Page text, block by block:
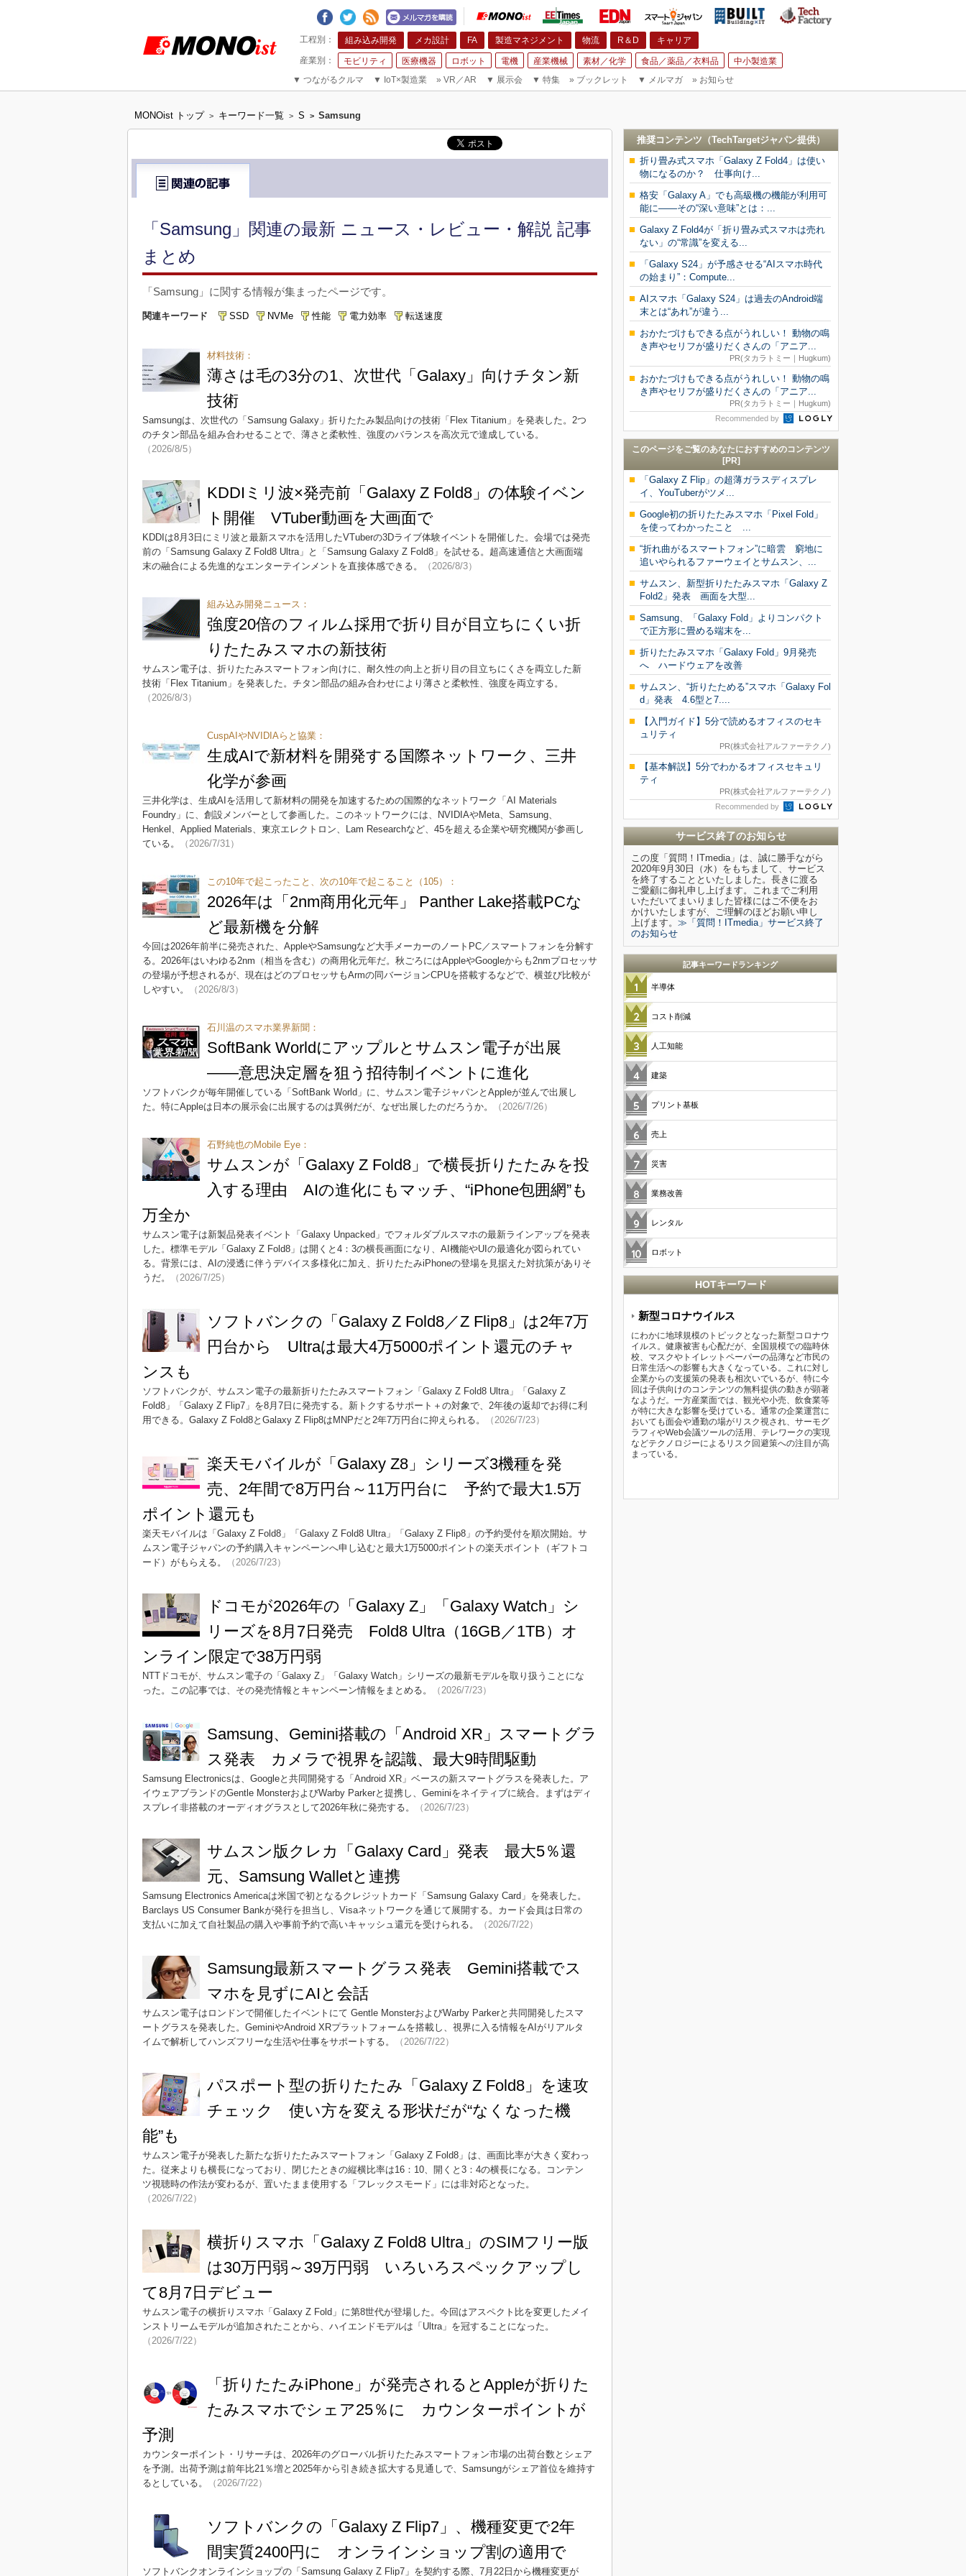
組み込み開発 メカ設計 FA 製造マネジメント 物流 R＆D キャリア
モビリティ 医療機器 ロボット 電機 産業機械 素材／化学 食品／薬品／衣料品
中小製造業
▼ つながるクルマ ▼ IoT×製造業 » VR／AR ▼ 展示会 ▼ 特集 » ブックレット ▼ メルマガ » お知らせ
MONOist トップ > キーワード一覧 > S > Samsung
「Samsung」関連の最新 ニュース・レビュー・解説 記事
まとめ
「Samsung」に関する情報が集まったページです。
関連キーワード SSD NVMe 性能 電力効率 転送速度
材料技術：
薄さは毛の3分の1、次世代「Galaxy」向けチタン新
技術
Samsungは、次世代の「Samsung Galaxy」折りたたみ製品向けの技術「Flex Titanium」を発表した。2つ
のチタン部品を組み合わせることで、薄さと柔軟性、強度のバランスを高次元で達成している。
（2026/8/5）
KDDIミリ波×発売前「Galaxy Z Fold8」の体験イベン
ト開催 VTuber動画を大画面で
KDDIは8月3日にミリ波と最新スマホを活用したVTuberの3Dライブ体験イベントを開催した。会場では発売
前の「Samsung Galaxy Z Fold8 Ultra」と「Samsung Galaxy Z Fold8」を試せる。超高速通信と大画面端
末の融合による先進的なエンターテインメントを直接体感できる。
（2026/8/3）
組み込み開発ニュース：
強度20倍のフィルム採用で折り目が目立ちにくい折
りたたみスマホの新技術
サムスン電子は、折りたたみスマートフォン向けに、耐久性の向上と折り目の目立ちにくさを両立した新
技術「Flex Titanium」を発表した。チタン部品の組み合わせにより薄さと柔軟性、強度を両立する。
（2026/8/3）
CuspAIやNVIDIAらと協業：
生成AIで新材料を開発する国際ネットワーク、三井
化学が参画
三井化学は、生成AIを活用して新材料の開発を加速するための国際的なネットワーク「AI Materials
Foundry」に、創設メンバーとして参画した。このネットワークには、NVIDIAやMeta、Samsung、
Henkel、Applied Materials、東京エレクトロン、Lam Researchなど、45を超える企業や研究機関が参画し
ている。
（2026/7/31）
この10年で起こったこと、次の10年で起こること（105）：
2026年は「2nm商用化元年」 Panther Lake搭載PCな
ど最新機を分解
今回は2026年前半に発売された、AppleやSamsungなど大手メーカーのノートPC／スマートフォンを分解す
る。2026年はいわゆる2nm（相当を含む）の商用化元年だ。秋ごろにはAppleやGoogleからも2nmプロセッサ
の登場が予想されるが、現在はどのプロセッサもArmの同バージョンCPUを搭載するなどで、横並び比較が
しやすい。
（2026/8/3）
石川温のスマホ業界新聞：
SoftBank Worldにアップルとサムスン電子が出展
――意思決定層を狙う招待制イベントに進化
ソフトバンクが毎年開催している「SoftBank World」に、サムスン電子ジャパンとAppleが並んで出展し
た。特にAppleは日本の展示会に出展するのは異例だが、なぜ出展したのだろうか。
（2026/7/26）
石野純也のMobile Eye：
サムスンが「Galaxy Z Fold8」で横長折りたたみを投
入する理由 AIの進化にもマッチ、“iPhone包囲網”も
万全か
サムスン電子は新製品発表イベント「Galaxy Unpacked」でフォルダブルスマホの最新ラインアップを発表
した。標準モデル「Galaxy Z Fold8」は開くと4：3の横長画面になり、AI機能やUIの最適化が図られてい
る。背景には、AIの浸透に伴うデバイス多様化に加え、折りたたみiPhoneの登場を見据えた対抗策がありそ
うだ。
（2026/7/25）
ソフトバンクの「Galaxy Z Fold8／Z Flip8」は2年7万
円台から Ultraは最大4万5000ポイント還元のチャ
ンスも
ソフトバンクが、サムスン電子の最新折りたたみスマートフォン「Galaxy Z Fold8 Ultra」「Galaxy Z
Fold8」「Galaxy Z Flip7」を8月7日に発売する。新トクするサポート＋の対象で、2年後の返却でお得に利
用できる。Galaxy Z Fold8とGalaxy Z Flip8はMNPだと2年7万円台に抑えられる。
（2026/7/23）
楽天モバイルが「Galaxy Z8」シリーズ3機種を発
売、2年間で8万円台～11万円台に 予約で最大1.5万
ポイント還元も
楽天モバイルは「Galaxy Z Fold8」「Galaxy Z Fold8 Ultra」「Galaxy Z Flip8」の予約受付を順次開始。サ
ムスン電子ジャパンの予約購入キャンペーンへ申し込むと最大1万5000ポイントの楽天ポイント（ギフトコ
ード）がもらえる。
（2026/7/23）
ドコモが2026年の「Galaxy Z」「Galaxy Watch」シ
リーズを8月7日発売 Fold8 Ultra（16GB／1TB）オ
ンライン限定で38万円弱
NTTドコモが、サムスン電子の「Galaxy Z」「Galaxy Watch」シリーズの最新モデルを取り扱うことにな
った。この記事では、その発売情報とキャンペーン情報をまとめる。
（2026/7/23）
Samsung、Gemini搭載の「Android XR」スマートグラ
ス発表 カメラで視界を認識、最大9時間駆動
Samsung Electronicsは、Googleと共同開発する「Android XR」ベースの新スマートグラスを発表した。ア
イウェアブランドのGentle MonsterおよびWarby Parkerと提携し、Geminiをネイティブに統合。まずはディ
スプレイ非搭載のオーディオグラスとして2026年秋に発売する。
（2026/7/23）
サムスン版クレカ「Galaxy Card」発表 最大5％還
元、Samsung Walletと連携
Samsung Electronics Americaは米国で初となるクレジットカード「Samsung Galaxy Card」を発表した。
Barclays US Consumer Bankが発行を担当し、Visaネットワークを通じて展開する。カード会員は日常の
支払いに加えて自社製品の購入や事前予約で高いキャッシュ還元を受けられる。
（2026/7/22）
Samsung最新スマートグラス発表 Gemini搭載でス
マホを見ずにAIと会話
サムスン電子はロンドンで開催したイベントにて Gentle MonsterおよびWarby Parkerと共同開発したスマ
ートグラスを発表した。GeminiやAndroid XRプラットフォームを搭載し、視界に入る情報をAIがリアルタ
イムで解析してハンズフリーな生活や仕事をサポートする。
（2026/7/22）
パスポート型の折りたたみ「Galaxy Z Fold8」を速攻
チェック 使い方を変える形状だが“なくなった機
能”も
サムスン電子が発表した新たな折りたたみスマートフォン「Galaxy Z Fold8」は、画面比率が大きく変わっ
た。従来よりも横長になっており、閉じたときの縦横比率は16：10、開くと3：4の横長になる。コンテン
ツ視聴時の作法が変わるが、置いたまま使用する「フレックスモード」には非対応となった。
（2026/7/22）
横折りスマホ「Galaxy Z Fold8 Ultra」のSIMフリー版
は30万円弱～39万円弱 いろいろスペックアップし
て8月7日デビュー
サムスン電子の横折りスマホ「Galaxy Z Fold」に第8世代が登場した。今回はアスペクト比を変更したメイ
ンストリームモデルが追加されたことから、ハイエンドモデルは「Ultra」を冠することになった。
（2026/7/22）
「折りたたみiPhone」が発売されるとAppleが折りた
たみスマホでシェア25％に カウンターポイントが
予測
カウンターポイント・リサーチは、2026年のグローバル折りたたみスマートフォン市場の出荷台数とシェア
を予測。出荷予測は前年比21％増と2025年から引き続き拡大する見通しで、Samsungがシェア首位を維持す
るとしている。
（2026/7/22）
ソフトバンクの「Galaxy Z Flip7」、機種変更で2年
間実質2400円に オンラインショップ割の適用で
ソフトバンクオンラインショップの「Samsung Galaxy Z Flip7」を契約する際、7月22日から機種変更が
推奨コンテンツ（TechTargetジャパン提供）
折り畳み式スマホ「Galaxy Z Fold4」は使い
物になるのか？ 仕事向け...
格安「Galaxy A」でも高級機の機能が利用可
能に――その“深い意味”とは：...
Galaxy Z Fold4が「折り畳み式スマホは売れ
ない」の“常識”を変える...
「Galaxy S24」が予感させる“AIスマホ時代
の始まり”：Compute...
AIスマホ「Galaxy S24」は過去のAndroid端
末とは“あれ”が違う...
おかたづけもできる点がうれしい！ 動物の鳴
き声やセリフが盛りだくさんの「アニア...
PR(タカラトミー｜Hugkum)
おかたづけもできる点がうれしい！ 動物の鳴
き声やセリフが盛りだくさんの「アニア...
PR(タカラトミー｜Hugkum)
Recommended by
このページをご覧のあなたにおすすめのコンテンツ
[PR]
「Galaxy Z Flip」の超薄ガラスディスプレ
イ、YouTuberがツメ...
Google初の折りたたみスマホ「Pixel Fold」
を使ってわかったこと ...
“折れ曲がるスマートフォン”に暗雲 窮地に
追いやられるファーウェイとサムスン、...
サムスン、新型折りたたみスマホ「Galaxy Z
Fold2」発表 画面を大型...
Samsung、「Galaxy Fold」よりコンパクト
で正方形に畳める端末を...
折りたたみスマホ「Galaxy Fold」9月発売
へ ハードウェアを改善
サムスン、“折りたためる”スマホ「Galaxy Fol
d」発表 4.6型と7....
【入門ガイド】5分で読めるオフィスのセキ
ュリティ
PR(株式会社アルファーテクノ)
【基本解説】5分でわかるオフィスセキュリ
ティ
PR(株式会社アルファーテクノ)
Recommended by
サービス終了のお知らせ
この度「質問！ITmedia」は、誠に勝手ながら
2020年9月30日（水）をもちまして、サービス
を終了することといたしました。長きに渡る
ご愛顧に御礼申し上げます。これまでご利用
いただいてまいりました皆様にはご不便をお
かけいたしますが、ご理解のほどお願い申し
上げます。 ≫「質問！ITmedia」サービス終了
のお知らせ
記事キーワードランキング
半導体
コスト削減
人工知能
建築
プリント基板
売上
災害
業務改善
レンタル
ロボット
HOTキーワード
新型コロナウイルス
にわかに地球規模のトピックとなった新型コロナウ
イルス。健康被害も心配だが、全国規模での臨時休
校、マスクやトイレットペーパーの品薄など市民の
日常生活への影響も大きくなっている。これに対し
企業からの支援策の発表も相次いでいるが、特に今
回は子供向けのコンテンツの無料提供の動きが顕著
なようだ。一方産業面では、観光や小売、飲食業等
が特に大きな影響を受けている。通常の企業運営に
おいても面会や通勤の場がリスク視され、サーモグ
ラフィやWeb会議ツールの活用、テレワークの実現
などテクノロジーによるリスク回避策への注目が高
まっている。